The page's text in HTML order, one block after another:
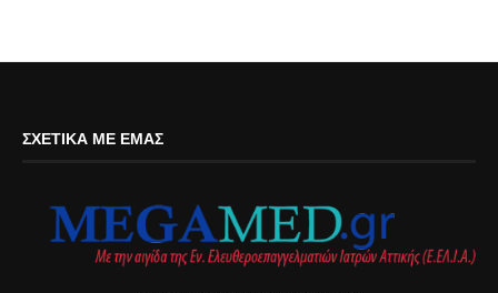
ΣΧΕΤΙΚΆ ΜΕ ΕΜΆΣ